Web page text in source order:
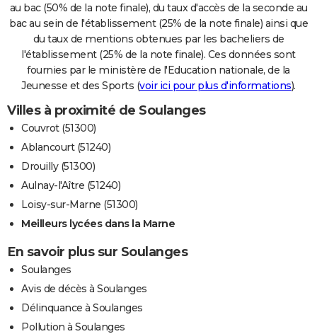
au bac (50% de la note finale), du taux d'accès de la seconde au
bac au sein de l'établissement (25% de la note finale) ainsi que
du taux de mentions obtenues par les bacheliers de
l'établissement (25% de la note finale). Ces données sont
fournies par le ministère de l'Education nationale, de la
Jeunesse et des Sports (voir ici pour plus d'informations).
Villes à proximité de Soulanges
Couvrot (51300)
Ablancourt (51240)
Drouilly (51300)
Aulnay-l'Aître (51240)
Loisy-sur-Marne (51300)
Meilleurs lycées dans la Marne
En savoir plus sur Soulanges
Soulanges
Avis de décès à Soulanges
Délinquance à Soulanges
Pollution à Soulanges